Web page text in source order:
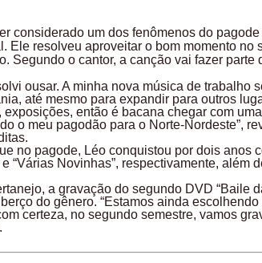
considerado um dos fenômenos do
Ele resolveu aproveitar o bom momento
Segundo o cantor, a canção vai fazer
ousar. A minha nova música de trabalho
até mesmo para expandir para outros
exposições, então é bacana chegar com
o meu pagodão para o Norte-Nordeste”,
no pagode, Léo conquistou por dois anos
e “Várias Novinhas”, respectivamente,
a gravação do segundo DVD “Baile
do gênero. “Estamos ainda
certeza, no segundo semestre, vamos